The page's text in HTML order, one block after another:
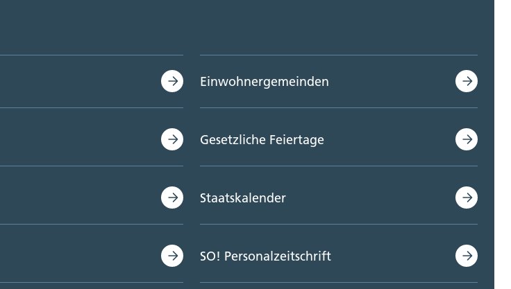
Einwohnergemeinden
Gesetzliche Feiertage
Staatskalender
SO! Personalzeitschrift